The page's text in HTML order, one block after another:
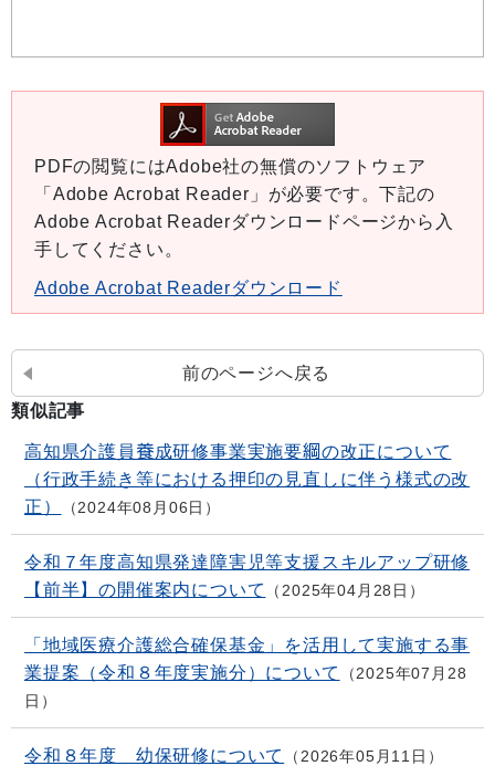
PDFの閲覧にはAdobe社の無償のソフトウェア
「Adobe Acrobat Reader」が必要です。下記の
Adobe Acrobat Readerダウンロードページから入
手してください。
Adobe Acrobat Readerダウンロード
前のページへ戻る
類似記事
高知県介護員養成研修事業実施要綱の改正について
（行政手続き等における押印の見直しに伴う様式の改
正）
2024年08月06日
令和７年度高知県発達障害児等支援スキルアップ研修
【前半】の開催案内について
2025年04月28日
「地域医療介護総合確保基金」を活用して実施する事
業提案（令和８年度実施分）について
2025年07月28
日
令和８年度 幼保研修について 2026年05月11日